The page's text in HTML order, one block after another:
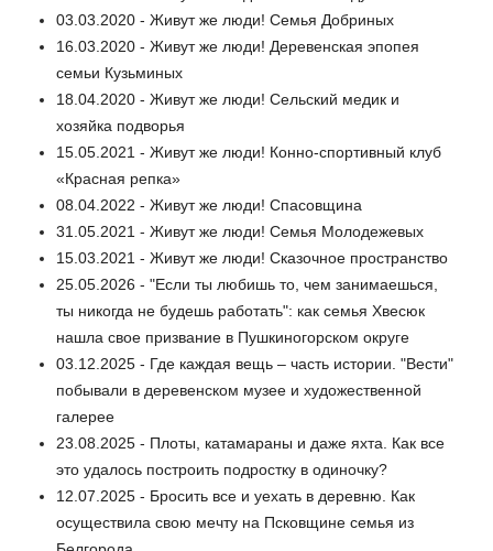
03.03.2020 - Живут же люди! Семья Добриных
16.03.2020 - Живут же люди! Деревенская эпопея
семьи Кузьминых
18.04.2020 - Живут же люди! Сельский медик и
хозяйка подворья
15.05.2021 - Живут же люди! Конно-спортивный клуб
«Красная репка»
08.04.2022 - Живут же люди! Спасовщина
31.05.2021 - Живут же люди! Семья Молодежевых
15.03.2021 - Живут же люди! Сказочное пространство
25.05.2026 - "Если ты любишь то, чем занимаешься,
ты никогда не будешь работать": как семья Хвесюк
нашла свое призвание в Пушкиногорском округе
03.12.2025 - Где каждая вещь – часть истории. "Вести"
побывали в деревенском музее и художественной
галерее
23.08.2025 - Плоты, катамараны и даже яхта. Как все
это удалось построить подростку в одиночку?
12.07.2025 - Бросить все и уехать в деревню. Как
осуществила свою мечту на Псковщине семья из